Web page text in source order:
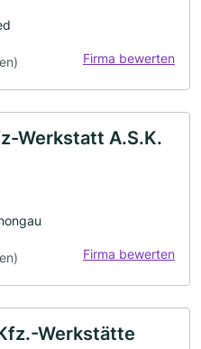
Firma bewerten
Werkstatt A.S.K.
Firma bewerten
Werkstätte